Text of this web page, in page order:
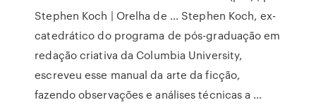
Stephen Koch | Orelha de ... Stephen Koch, ex-
catedrático do programa de pós-graduação em
redação criativa da Columbia University,
escreveu esse manual da arte da ficção,
fazendo observações e análises técnicas a …